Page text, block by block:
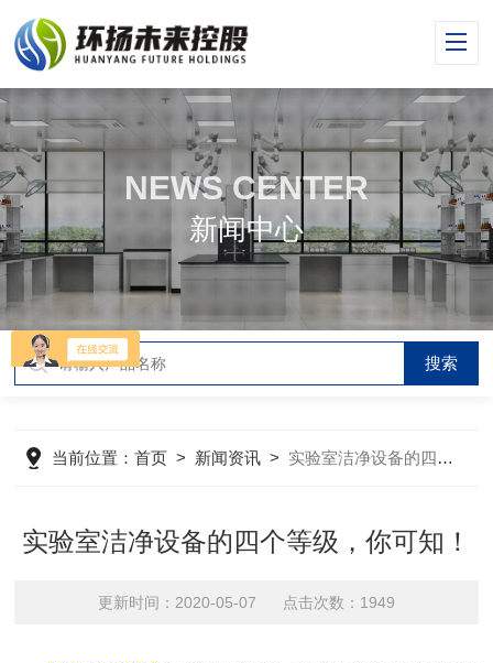
NEWS CENTER
新闻中心
当前位置：首页 > 新闻资讯 > 实验室洁净设备的四个等级，你可知！
实验室洁净设备的四个等级，你可知！
更新时间：2020-05-07 点击次数：1949